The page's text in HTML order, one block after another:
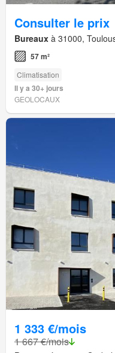
Consulter le prix
Bureaux à 31000,
57 m²
Climatisation
Il y a 30+ jours
GEOLOCAUX
1 333 €/mois
1 667 €/mois